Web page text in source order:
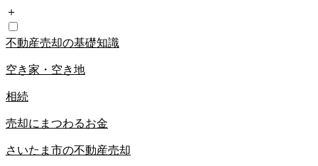
＋
不動産売却の基礎知識
空き家・空き地
相続
売却にまつわるお金
さいたま市の不動産売却